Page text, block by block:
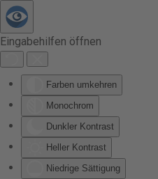
Eingabehilfen öffnen
Farben umkehren
Monochrom
Dunkler Kontrast
Heller Kontrast
Niedrige Sättigung
Zum Hauptinhalt springen